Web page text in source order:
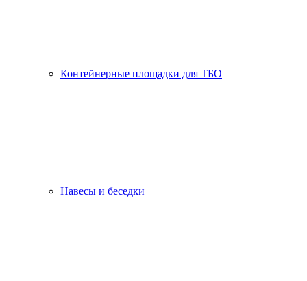
Контейнерные площадки для ТБО
Навесы и беседки